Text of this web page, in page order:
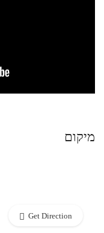
מיקום
Get Direction